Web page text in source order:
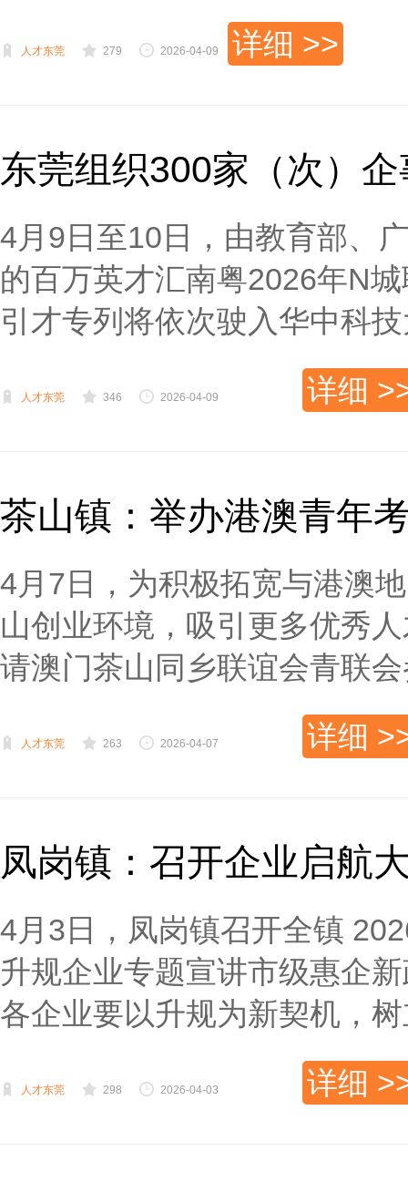
人才东莞 279 2026-04-09 详细 >>
东莞组织300家（次）
4月9日至10日，由教育部、
的百万英才汇南粤2026年N
引才专列将依次驶入华中科
人才东莞 346 2026-04-09 详细
茶山镇：举办港澳青年
4月7日，为积极拓宽与港澳
山创业环境，吸引更多优秀
请澳门茶山同乡联谊会青联
人才东莞 263 2026-04-07 详细
凤岗镇：召开企业启航
4月3日，凤岗镇召开全镇
升规企业专题宣讲市级惠企
各企业要以升规为新契机，
人才东莞 298 2026-04-03 详细